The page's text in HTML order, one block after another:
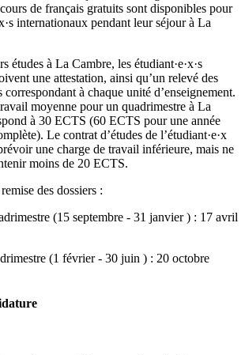
de français gratuits sont disponibles pour
internationaux pendant leur séjour à La
études à La Cambre, les étudiant·e·x·s
une attestation, ainsi qu’un relevé des
correspondant à chaque unité d’enseignement.
moyenne pour un quadrimestre à La
à 30 ECTS (60 ECTS pour une année
Le contrat d’études de l’étudiant·e·x
une charge de travail inférieure, mais ne
moins de 20 ECTS.
des dossiers :
(15 septembre - 31 janvier ) : 17 avril
(1 février - 30 juin ) : 20 octobre